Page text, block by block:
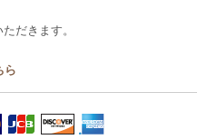
だきます。
ら